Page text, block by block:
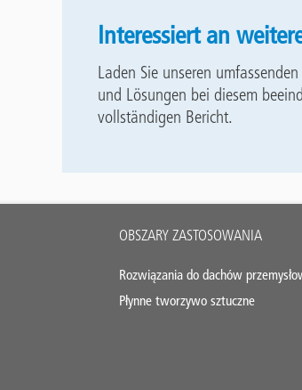
Interessiert an
Laden Sie unseren
und Lösungen bei diesem
vollständigen Bericht.
OBSZARY ZASTOSOWANIA
Rozwiązania do dachów
Płynne tworzywo sztuczne